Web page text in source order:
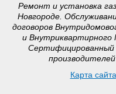
Ремонт и установка
Новгороде.
договоров
и Внутриквартирного
Сертифицированный
Карта сайта